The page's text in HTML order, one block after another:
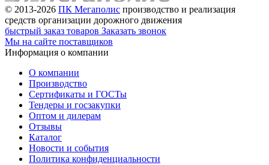
© 2013-2026 ПК Мегаполис производство и реализация
средств организации дорожного движения
быстрый заказ товаров Заказать звонок
Мы на сайте поставщиков
Информация о компании
О компании
Производство
Сертификаты и ГОСТы
Тендеры и госзакупки
Оптом и дилерам
Отзывы
Каталог
Новости и события
Политика конфиденциальности